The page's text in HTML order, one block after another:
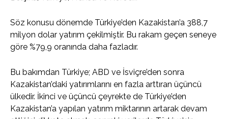
Söz konusu dönemde Türkiye’den Kazakistan’a 388,7
milyon dolar yatırım çekilmiştir. Bu rakam geçen seneye
göre %79,9 oranında daha fazladır.
Bu bakımdan Türkiye; ABD ve İsviçre’den sonra
Kazakistan’daki yatırımlarını en fazla arttıran üçüncü
ülkedir. İkinci ve üçüncü çeyrekte de Türkiye’den
Kazakistan’a yapılan yatırım miktarının artarak devam